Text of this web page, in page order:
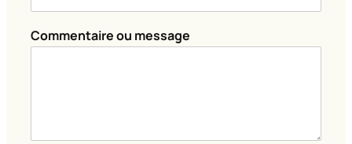
a
l
n
Commentaire ou message